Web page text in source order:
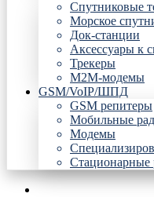
Спутниковые
Морское
Док-станции
Аксессуары к
Трекеры
М2М-модемы
GSM/VoIP/ШПД
GSM репитеры
Мобильные
Модемы
Стационарные